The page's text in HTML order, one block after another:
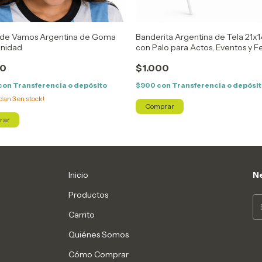
Vamos Argentina de Goma
Transferencia o depósito
3en stock!
Banderita Argentina de Tela
con Palo para Actos, Eventos y
$1.000
$900 con Transferencia o
Inicio
Productos
Carrito
Quiénes Somos
Cómo Comprar